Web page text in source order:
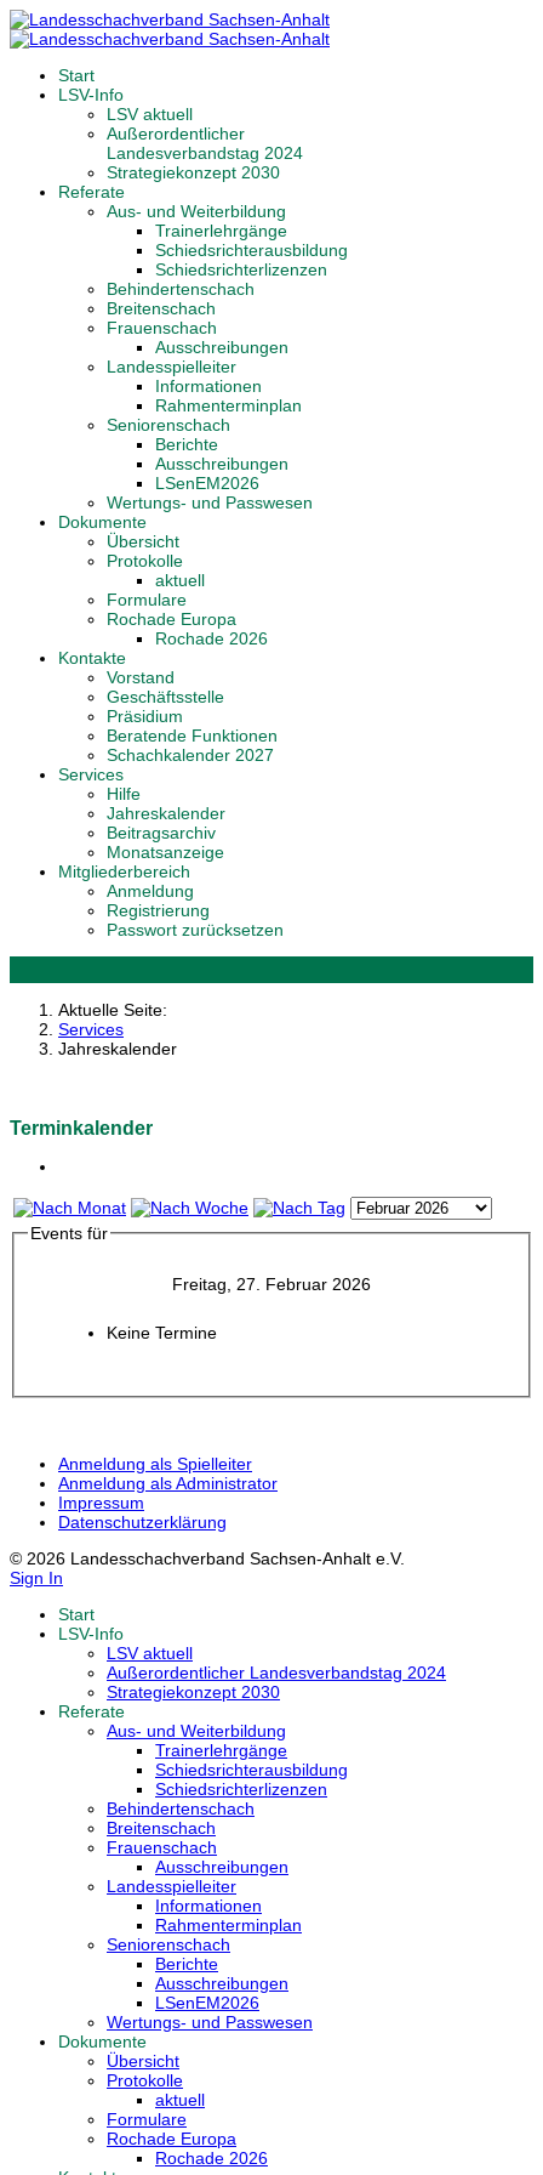
Start
LSV-Info
LSV aktuell
Außerordentlicher
Landesverbandstag 2024
Strategiekonzept 2030
Referate
Aus- und Weiterbildung
Trainerlehrgänge
Schiedsrichterausbildung
Schiedsrichterlizenzen
Behindertenschach
Breitenschach
Frauenschach
Ausschreibungen
Landesspielleiter
Informationen
Rahmenterminplan
Seniorenschach
Berichte
Ausschreibungen
LSenEM2026
Wertungs- und Passwesen
Dokumente
Übersicht
Protokolle
aktuell
Formulare
Rochade Europa
Rochade 2026
Kontakte
Vorstand
Geschäftsstelle
Präsidium
Beratende Funktionen
Schachkalender 2027
Services
Hilfe
Jahreskalender
Beitragsarchiv
Monatsanzeige
Mitgliederbereich
Anmeldung
Registrierung
Passwort zurücksetzen
Aktuelle Seite:
Services
Jahreskalender
Terminkalender
Events für
Freitag, 27. Februar 2026
Keine Termine
Anmeldung als Spielleiter
Anmeldung als Administrator
Impressum
Datenschutzerklärung
© 2026 Landesschachverband Sachsen-Anhalt e.V.
Sign In
Start
LSV-Info
LSV aktuell
Außerordentlicher Landesverbandstag 2024
Strategiekonzept 2030
Referate
Aus- und Weiterbildung
Trainerlehrgänge
Schiedsrichterausbildung
Schiedsrichterlizenzen
Behindertenschach
Breitenschach
Frauenschach
Ausschreibungen
Landesspielleiter
Informationen
Rahmenterminplan
Seniorenschach
Berichte
Ausschreibungen
LSenEM2026
Wertungs- und Passwesen
Dokumente
Übersicht
Protokolle
aktuell
Formulare
Rochade Europa
Rochade 2026